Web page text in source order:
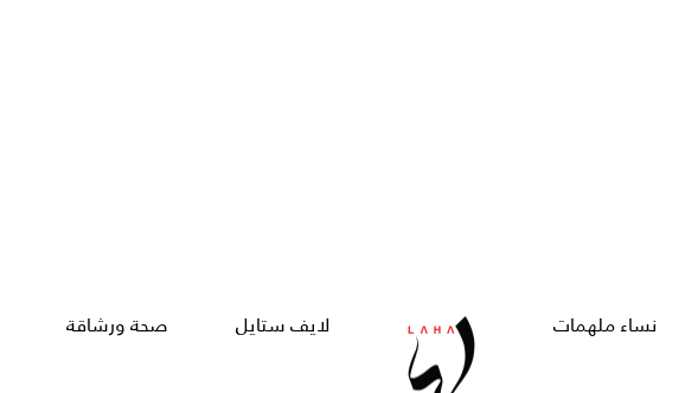
نساء ملهمات لايف ستايل صحة ورشاقة